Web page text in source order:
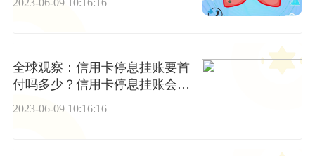
2023-06-09 10:16:16
全球观察：信用卡停息挂账要首
付吗多少？信用卡停息挂账会不
会影响征信？
2023-06-09 10:16:16